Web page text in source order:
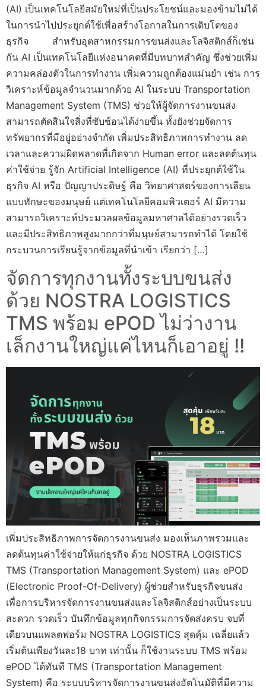
(AI) เป็นเทคโนโลยีสมัยใหม่ที่เป็นประโยชน์และมองข้ามไม่ได้
ในการนำไปประยุกต์ใช้เพื่อสร้างโอกาสในการเติบโตของ
ธุรกิจ สำหรับอุตสาหกรรมการขนส่งและโลจิสติกส์ก็เช่น
กัน AI เป็นเทคโนโลยีแห่งอนาคตที่มีบทบาทสำคัญ ซึ่งช่วยเพิ่ม
ความคล่องตัวในการทำงาน เพิ่มความถูกต้องแม่นยำ เช่น การ
วิเคราะห์ข้อมูลจำนวนมากด้วย AI ในระบบ Transportation
Management System (TMS) ช่วยให้ผู้จัดการงานขนส่ง
สามารถตัดสินใจสิ่งที่ซับซ้อนได้ง่ายขึ้น ทั้งยังช่วยจัดการ
ทรัพยากรที่มีอยู่อย่างจำกัด เพิ่มประสิทธิภาพการทำงาน ลด
เวลาและความผิดพลาดที่เกิดจาก Human error และลดต้นทุน
ค่าใช้จ่าย รู้จัก Artificial Intelligence (AI) ที่ประยุกต์ใช้ใน
ธุรกิจ AI หรือ ปัญญาประดิษฐ์ คือ วิทยาศาสตร์ของการเลียน
แบบทักษะของมนุษย์ แต่เทคโนโลยีคอมพิวเตอร์ AI มีความ
สามารถวิเคราะห์ประมวลผลข้อมูลมหาศาลได้อย่างรวดเร็ว
และมีประสิทธิภาพสูงมากกว่าที่มนุษย์สามารถทำได้ โดยใช้
กระบวนการเรียนรู้จากข้อมูลที่นำเข้า เรียกว่า […]
จัดการทุกงานทั้งระบบขนส่ง
ด้วย NOSTRA LOGISTICS
TMS พร้อม ePOD ไม่ว่างาน
เล็กงานใหญ่แค่ไหนก็เอาอยู่ !!
เพิ่มประสิทธิภาพการจัดการงานขนส่ง มองเห็นภาพรวมและ
ลดต้นทุนค่าใช้จ่ายให้แก่ธุรกิจ ด้วย NOSTRA LOGISTICS
TMS (Transportation Management System) และ ePOD
(Electronic Proof-Of-Delivery) ผู้ช่วยสำหรับธุรกิจขนส่ง
เพื่อการบริหารจัดการงานขนส่งและโลจิสติกส์อย่างเป็นระบบ
สะดวก รวดเร็ว บันทึกข้อมูลทุกกิจกรรมการจัดส่งครบ จบที่
เดียวบนแพลตฟอร์ม NOSTRA LOGISTICS สุดคุ้ม เฉลี่ยแล้ว
เริ่มต้นเพียงวันละ18 บาท เท่านั้น ก็ใช้งานระบบ TMS พร้อม
ePOD ได้ทันที TMS (Transportation Management
System) คือ ระบบบริหารจัดการงานขนส่งอัตโนมัติที่มีความ